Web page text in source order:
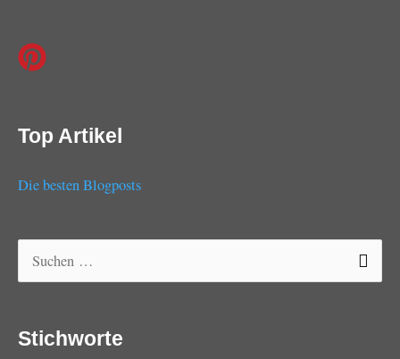
Top Artikel
Die besten Blogposts
Suchen
nach:
Stichworte